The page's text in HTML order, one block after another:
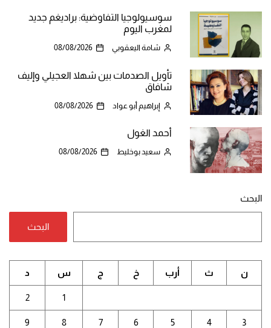
سوسيولوجيا التفاوضية: براديغم جديد
لمغرب اليوم
شامة اليعقوبي 08/08/2026
تأويل الصدمات بين شهلا العجيلي وإليف
شافاق
إبراهيم أبو عواد 08/08/2026
أحمد الغول
سعيد بوخليط 08/08/2026
البحث
البحث
ن ث أرب خ ج س د
1
2
3
4
5
6
7
8
9